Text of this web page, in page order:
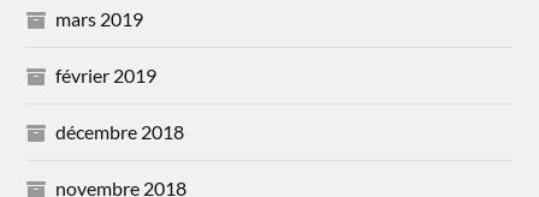
mars 2019
février 2019
décembre 2018
novembre 2018